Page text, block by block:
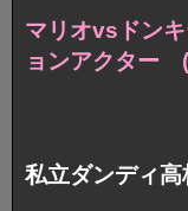
マリオvsドン
ョンアクター
私立ダンディ高